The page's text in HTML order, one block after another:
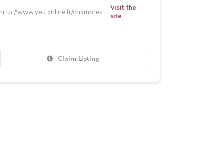
http://www.yeu.online.fr/chambres
Visit the
site
Claim Listing